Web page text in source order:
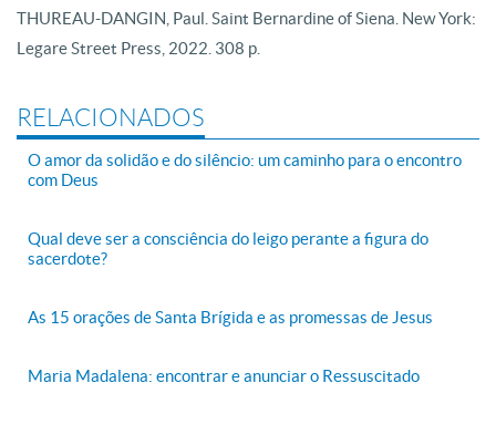
THUREAU-DANGIN, Paul. Saint Bernardine of Siena. New York:
Legare Street Press, 2022. 308 p.
RELACIONADOS
O amor da solidão e do silêncio: um caminho para o encontro
com Deus
Qual deve ser a consciência do leigo perante a figura do
sacerdote?
As 15 orações de Santa Brígida e as promessas de Jesus
Maria Madalena: encontrar e anunciar o Ressuscitado